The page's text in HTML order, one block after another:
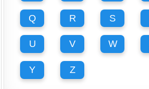
Q R S
U V W
Y Z